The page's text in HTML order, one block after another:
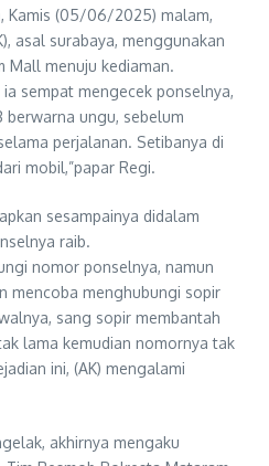
Kamis (05/06/2025) malam,
asal surabaya, menggunakan
Mall menuju kediaman.
sempat mengecek ponselnya,
berwarna ungu, sebelum
perjalanan. Setibanya di
mobil,”papar Regi.
sesampainya didalam
raib.
nomor ponselnya, namun
mencoba menghubungi sopir
sang sopir membantah
lama kemudian nomornya tak
ini, (AK) mengalami
akhirnya mengaku